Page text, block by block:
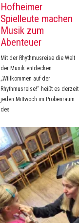
Hofheimer
Spielleute machen
Musik zum
Abenteuer
Mit der Rhythmusreise die Welt
der Musik entdecken
„Willkommen auf der
Rhythmusreise!“ heißt es derzeit
jeden Mittwoch im Probenraum
des